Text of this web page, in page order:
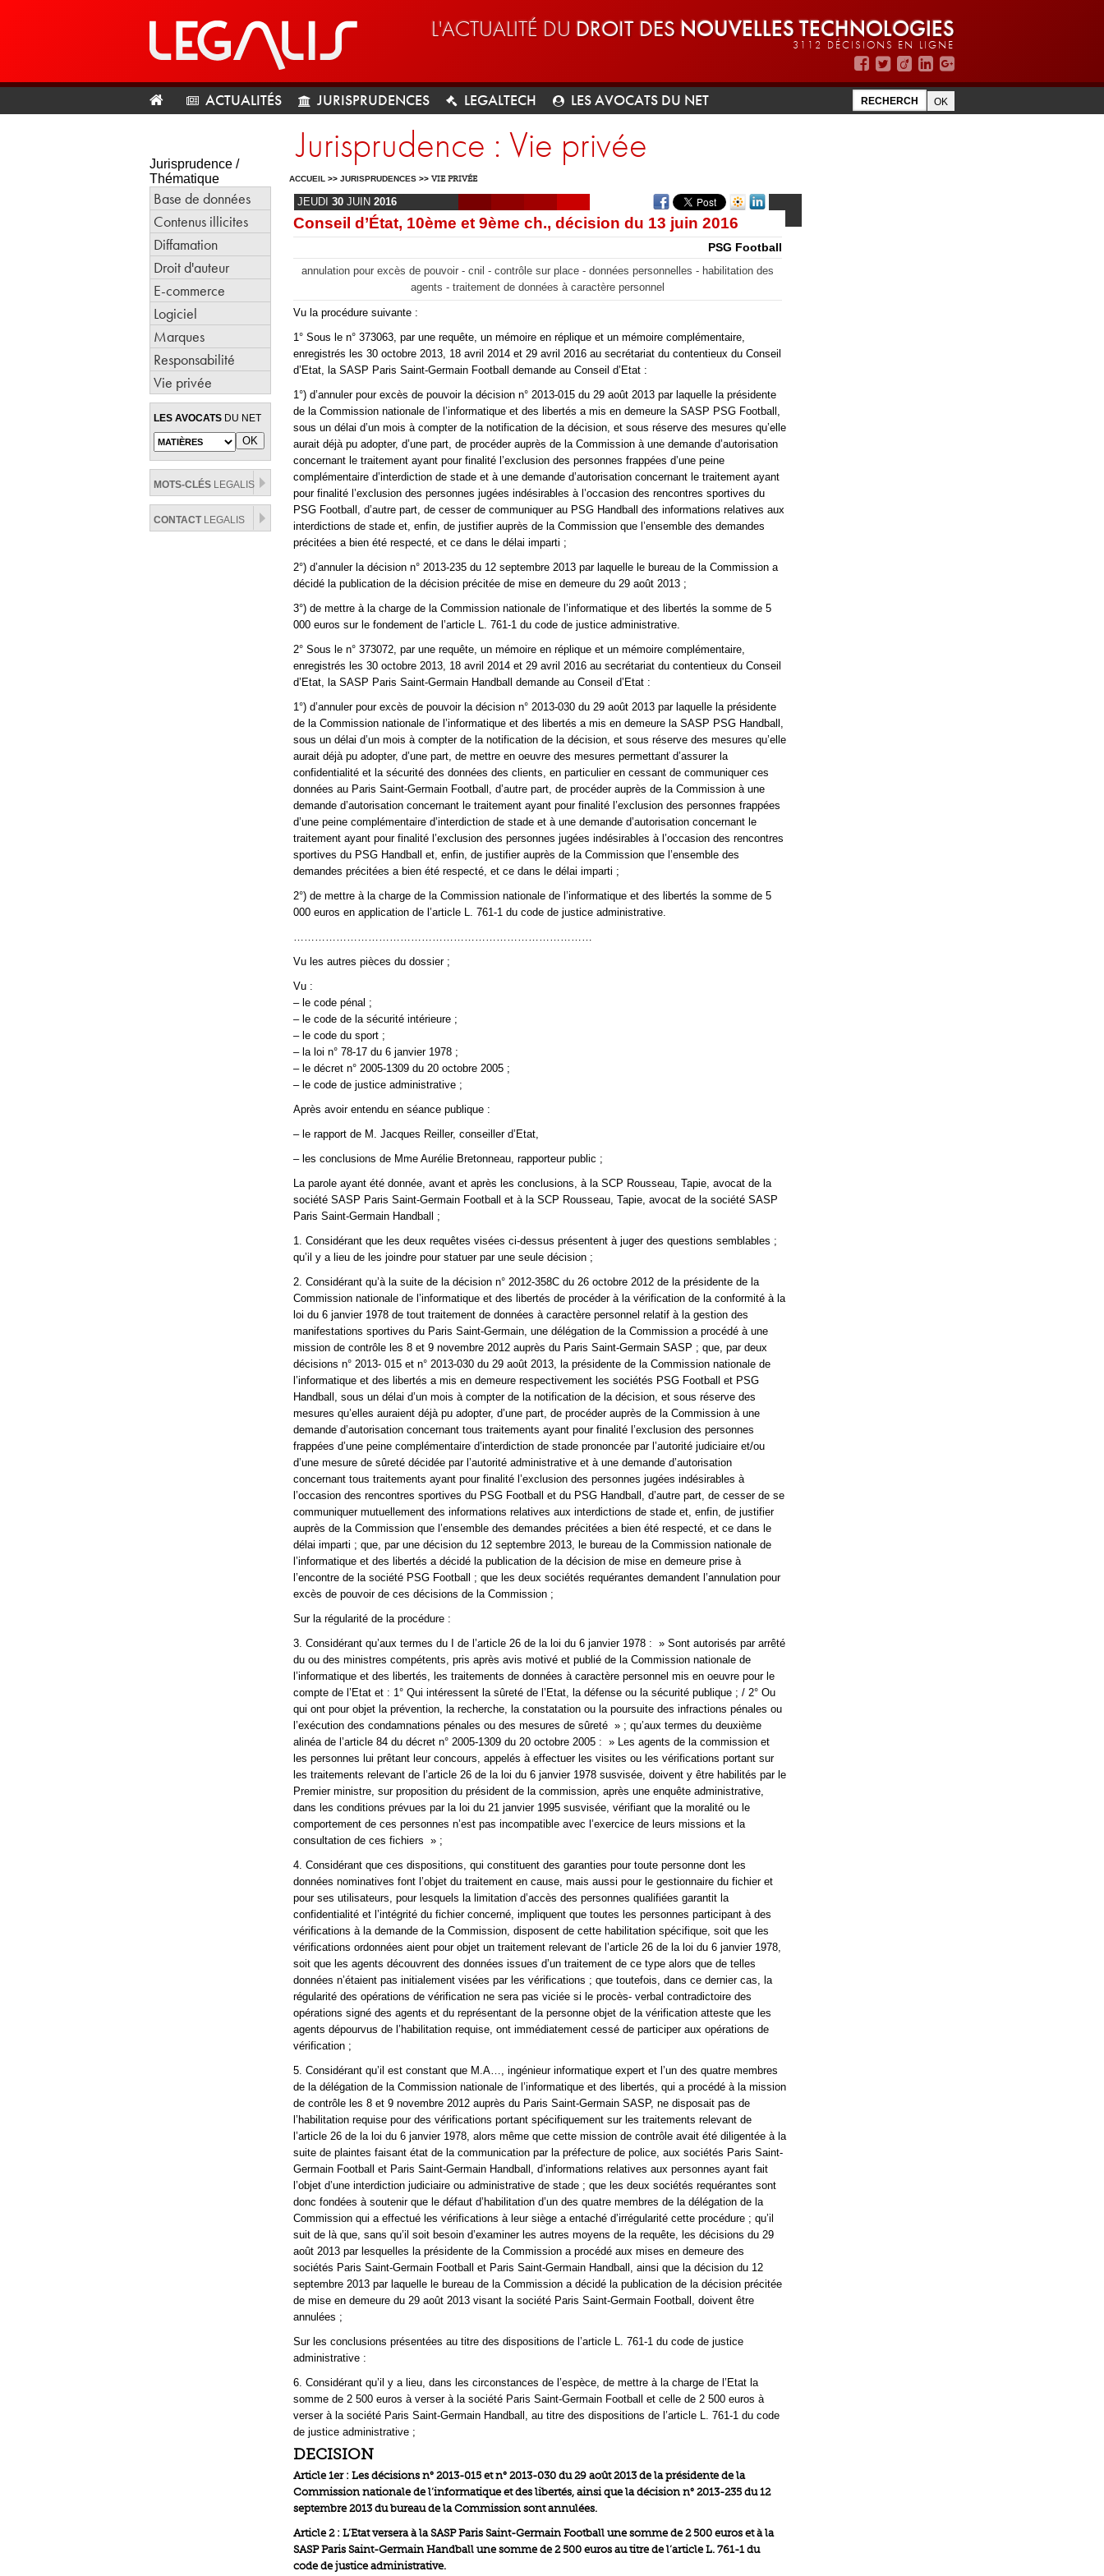
L'ACTUALITÉ DU DROIT DES NOUVELLES TECHNOLOGIES
3112 DÉCISIONS EN LIGNE
ACTUALITÉS JURISPRUDENCES LEGALTECH LES AVOCATS DU NET
Jurisprudence /
Thématique
Base de données
Contenus illicites
Diffamation
Droit d'auteur
E-commerce
Logiciel
Marques
Responsabilité
Vie privée
LES AVOCATS DU NET
MOTS-CLÉS LEGALIS
CONTACTLEGALIS
Jurisprudence : Vie privée
ACCUEIL >> JURISPRUDENCES >> VIE PRIVÉE
JEUDI 30 JUIN 2016
Conseil d’État, 10ème et 9ème ch., décision du 13 juin 2016
PSG Football
annulation pour excès de pouvoir - cnil - contrôle sur place - données personnelles - habilitation des
agents - traitement de données à caractère personnel
Vu la procédure suivante :
1° Sous le n° 373063, par une requête, un mémoire en réplique et un mémoire complémentaire,
enregistrés les 30 octobre 2013, 18 avril 2014 et 29 avril 2016 au secrétariat du contentieux du Conseil
d’Etat, la SASP Paris Saint-Germain Football demande au Conseil d’Etat :
1°) d’annuler pour excès de pouvoir la décision n° 2013-015 du 29 août 2013 par laquelle la présidente
de la Commission nationale de l’informatique et des libertés a mis en demeure la SASP PSG Football,
sous un délai d’un mois à compter de la notification de la décision, et sous réserve des mesures qu’elle
aurait déjà pu adopter, d’une part, de procéder auprès de la Commission à une demande d’autorisation
concernant le traitement ayant pour finalité l’exclusion des personnes frappées d’une peine
complémentaire d’interdiction de stade et à une demande d’autorisation concernant le traitement ayant
pour finalité l’exclusion des personnes jugées indésirables à l’occasion des rencontres sportives du
PSG Football, d’autre part, de cesser de communiquer au PSG Handball des informations relatives aux
interdictions de stade et, enfin, de justifier auprès de la Commission que l’ensemble des demandes
précitées a bien été respecté, et ce dans le délai imparti ;
2°) d’annuler la décision n° 2013-235 du 12 septembre 2013 par laquelle le bureau de la Commission a
décidé la publication de la décision précitée de mise en demeure du 29 août 2013 ;
3°) de mettre à la charge de la Commission nationale de l’informatique et des libertés la somme de 5
000 euros sur le fondement de l’article L. 761-1 du code de justice administrative.
2° Sous le n° 373072, par une requête, un mémoire en réplique et un mémoire complémentaire,
enregistrés les 30 octobre 2013, 18 avril 2014 et 29 avril 2016 au secrétariat du contentieux du Conseil
d’Etat, la SASP Paris Saint-Germain Handball demande au Conseil d’Etat :
1°) d’annuler pour excès de pouvoir la décision n° 2013-030 du 29 août 2013 par laquelle la présidente
de la Commission nationale de l’informatique et des libertés a mis en demeure la SASP PSG Handball,
sous un délai d’un mois à compter de la notification de la décision, et sous réserve des mesures qu’elle
aurait déjà pu adopter, d’une part, de mettre en oeuvre des mesures permettant d’assurer la
confidentialité et la sécurité des données des clients, en particulier en cessant de communiquer ces
données au Paris Saint-Germain Football, d’autre part, de procéder auprès de la Commission à une
demande d’autorisation concernant le traitement ayant pour finalité l’exclusion des personnes frappées
d’une peine complémentaire d’interdiction de stade et à une demande d’autorisation concernant le
traitement ayant pour finalité l’exclusion des personnes jugées indésirables à l’occasion des rencontres
sportives du PSG Handball et, enfin, de justifier auprès de la Commission que l’ensemble des
demandes précitées a bien été respecté, et ce dans le délai imparti ;
2°) de mettre à la charge de la Commission nationale de l’informatique et des libertés la somme de 5
000 euros en application de l’article L. 761-1 du code de justice administrative.
…………………………………………………………………………
Vu les autres pièces du dossier ;
Vu :
– le code pénal ;
– le code de la sécurité intérieure ;
– le code du sport ;
– la loi n° 78-17 du 6 janvier 1978 ;
– le décret n° 2005-1309 du 20 octobre 2005 ;
– le code de justice administrative ;
Après avoir entendu en séance publique :
– le rapport de M. Jacques Reiller, conseiller d’Etat,
– les conclusions de Mme Aurélie Bretonneau, rapporteur public ;
La parole ayant été donnée, avant et après les conclusions, à la SCP Rousseau, Tapie, avocat de la
société SASP Paris Saint-Germain Football et à la SCP Rousseau, Tapie, avocat de la société SASP
Paris Saint-Germain Handball ;
1. Considérant que les deux requêtes visées ci-dessus présentent à juger des questions semblables ;
qu’il y a lieu de les joindre pour statuer par une seule décision ;
2. Considérant qu’à la suite de la décision n° 2012-358C du 26 octobre 2012 de la présidente de la
Commission nationale de l’informatique et des libertés de procéder à la vérification de la conformité à la
loi du 6 janvier 1978 de tout traitement de données à caractère personnel relatif à la gestion des
manifestations sportives du Paris Saint-Germain, une délégation de la Commission a procédé à une
mission de contrôle les 8 et 9 novembre 2012 auprès du Paris Saint-Germain SASP ; que, par deux
décisions n° 2013- 015 et n° 2013-030 du 29 août 2013, la présidente de la Commission nationale de
l’informatique et des libertés a mis en demeure respectivement les sociétés PSG Football et PSG
Handball, sous un délai d’un mois à compter de la notification de la décision, et sous réserve des
mesures qu’elles auraient déjà pu adopter, d’une part, de procéder auprès de la Commission à une
demande d’autorisation concernant tous traitements ayant pour finalité l’exclusion des personnes
frappées d’une peine complémentaire d’interdiction de stade prononcée par l’autorité judiciaire et/ou
d’une mesure de sûreté décidée par l’autorité administrative et à une demande d’autorisation
concernant tous traitements ayant pour finalité l’exclusion des personnes jugées indésirables à
l’occasion des rencontres sportives du PSG Football et du PSG Handball, d’autre part, de cesser de se
communiquer mutuellement des informations relatives aux interdictions de stade et, enfin, de justifier
auprès de la Commission que l’ensemble des demandes précitées a bien été respecté, et ce dans le
délai imparti ; que, par une décision du 12 septembre 2013, le bureau de la Commission nationale de
l’informatique et des libertés a décidé la publication de la décision de mise en demeure prise à
l’encontre de la société PSG Football ; que les deux sociétés requérantes demandent l’annulation pour
excès de pouvoir de ces décisions de la Commission ;
Sur la régularité de la procédure :
3. Considérant qu’aux termes du I de l’article 26 de la loi du 6 janvier 1978 : » Sont autorisés par arrêté
du ou des ministres compétents, pris après avis motivé et publié de la Commission nationale de
l’informatique et des libertés, les traitements de données à caractère personnel mis en oeuvre pour le
compte de l’Etat et : 1° Qui intéressent la sûreté de l’Etat, la défense ou la sécurité publique ; / 2° Ou
qui ont pour objet la prévention, la recherche, la constatation ou la poursuite des infractions pénales ou
l’exécution des condamnations pénales ou des mesures de sûreté » ; qu’aux termes du deuxième
alinéa de l’article 84 du décret n° 2005-1309 du 20 octobre 2005 : » Les agents de la commission et
les personnes lui prêtant leur concours, appelés à effectuer les visites ou les vérifications portant sur
les traitements relevant de l’article 26 de la loi du 6 janvier 1978 susvisée, doivent y être habilités par le
Premier ministre, sur proposition du président de la commission, après une enquête administrative,
dans les conditions prévues par la loi du 21 janvier 1995 susvisée, vérifiant que la moralité ou le
comportement de ces personnes n’est pas incompatible avec l’exercice de leurs missions et la
consultation de ces fichiers » ;
4. Considérant que ces dispositions, qui constituent des garanties pour toute personne dont les
données nominatives font l’objet du traitement en cause, mais aussi pour le gestionnaire du fichier et
pour ses utilisateurs, pour lesquels la limitation d’accès des personnes qualifiées garantit la
confidentialité et l’intégrité du fichier concerné, impliquent que toutes les personnes participant à des
vérifications à la demande de la Commission, disposent de cette habilitation spécifique, soit que les
vérifications ordonnées aient pour objet un traitement relevant de l’article 26 de la loi du 6 janvier 1978,
soit que les agents découvrent des données issues d’un traitement de ce type alors que de telles
données n’étaient pas initialement visées par les vérifications ; que toutefois, dans ce dernier cas, la
régularité des opérations de vérification ne sera pas viciée si le procès- verbal contradictoire des
opérations signé des agents et du représentant de la personne objet de la vérification atteste que les
agents dépourvus de l’habilitation requise, ont immédiatement cessé de participer aux opérations de
vérification ;
5. Considérant qu’il est constant que M.A…, ingénieur informatique expert et l’un des quatre membres
de la délégation de la Commission nationale de l’informatique et des libertés, qui a procédé à la mission
de contrôle les 8 et 9 novembre 2012 auprès du Paris Saint-Germain SASP, ne disposait pas de
l’habilitation requise pour des vérifications portant spécifiquement sur les traitements relevant de
l’article 26 de la loi du 6 janvier 1978, alors même que cette mission de contrôle avait été diligentée à la
suite de plaintes faisant état de la communication par la préfecture de police, aux sociétés Paris Saint-
Germain Football et Paris Saint-Germain Handball, d’informations relatives aux personnes ayant fait
l’objet d’une interdiction judiciaire ou administrative de stade ; que les deux sociétés requérantes sont
donc fondées à soutenir que le défaut d’habilitation d’un des quatre membres de la délégation de la
Commission qui a effectué les vérifications à leur siège a entaché d’irrégularité cette procédure ; qu’il
suit de là que, sans qu’il soit besoin d’examiner les autres moyens de la requête, les décisions du 29
août 2013 par lesquelles la présidente de la Commission a procédé aux mises en demeure des
sociétés Paris Saint-Germain Football et Paris Saint-Germain Handball, ainsi que la décision du 12
septembre 2013 par laquelle le bureau de la Commission a décidé la publication de la décision précitée
de mise en demeure du 29 août 2013 visant la société Paris Saint-Germain Football, doivent être
annulées ;
Sur les conclusions présentées au titre des dispositions de l’article L. 761-1 du code de justice
administrative :
6. Considérant qu’il y a lieu, dans les circonstances de l’espèce, de mettre à la charge de l’Etat la
somme de 2 500 euros à verser à la société Paris Saint-Germain Football et celle de 2 500 euros à
verser à la société Paris Saint-Germain Handball, au titre des dispositions de l’article L. 761-1 du code
de justice administrative ;
DECISION
Article 1er : Les décisions n° 2013-015 et n° 2013-030 du 29 août 2013 de la présidente de la
Commission nationale de l’informatique et des libertés, ainsi que la décision n° 2013-235 du 12
septembre 2013 du bureau de la Commission sont annulées.
Article 2 : L’Etat versera à la SASP Paris Saint-Germain Football une somme de 2 500 euros et à la
SASP Paris Saint-Germain Handball une somme de 2 500 euros au titre de l’article L. 761-1 du
code de justice administrative.